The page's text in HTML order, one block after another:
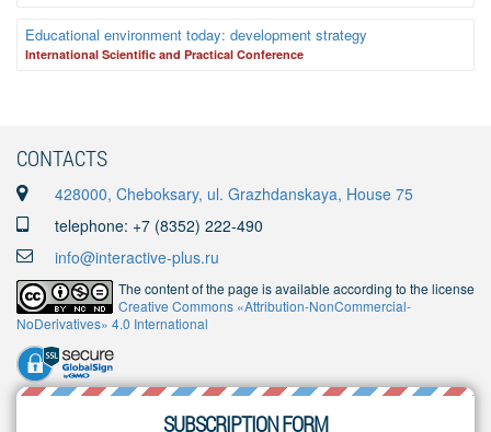
Educational environment today: development strategy
International Scientific and Practical Conference
CONTACTS
428000, Cheboksary, ul. Grazhdanskaya, House 75
telephone: +7 (8352) 222-490
info@interactive-plus.ru
The content of the page is available according to the license
Creative Commons «Attribution-NonCommercial-
NoDerivatives» 4.0 International
SUBSCRIPTION FORM